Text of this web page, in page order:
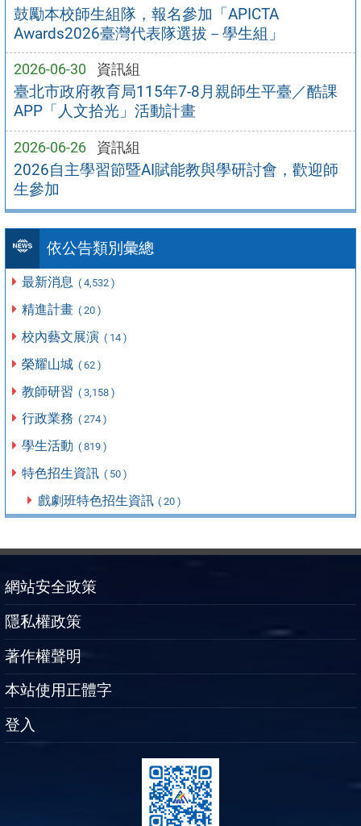
鼓勵本校師生組隊，報名參加「APICTA
Awards2026臺灣代表隊選拔－學生組」
2026-06-30 資訊組
臺北市政府教育局115年7-8月親師生平臺／酷課
APP「人文拾光」活動計畫
2026-06-26 資訊組
2026自主學習節暨AI賦能教與學研討會，歡迎師
生參加
依公告類別彙總
最新消息 ( 4,532 )
精進計畫 ( 20 )
校內藝文展演 ( 14 )
榮耀山城 ( 62 )
教師研習 ( 3,158 )
行政業務 ( 274 )
學生活動 ( 819 )
特色招生資訊 ( 50 )
戲劇班特色招生資訊 ( 20 )
網站安全政策
隱私權政策
著作權聲明
本站使用正體字
登入